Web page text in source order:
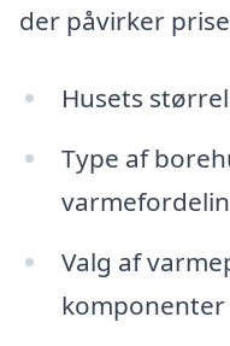
der påvirker
Husets
Type af
Valg af
komponenter